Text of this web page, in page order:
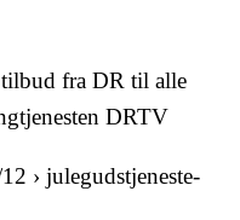
tilbud fra DR til alle
DRTV
› julegudstjeneste-